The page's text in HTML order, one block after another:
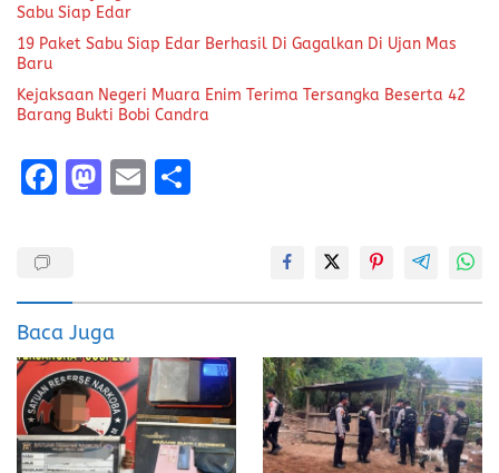
Sabu Siap Edar
19 Paket Sabu Siap Edar Berhasil Di Gagalkan Di Ujan Mas
Baru
Kejaksaan Negeri Muara Enim Terima Tersangka Beserta 42
Barang Bukti Bobi Candra
F
o
o
k
M
d
o
n
E
Baca Juga